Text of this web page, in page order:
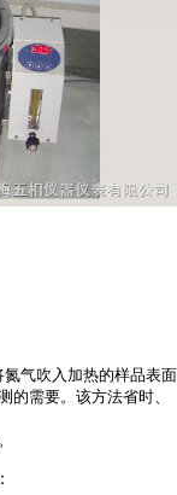
气吹入加热的样品表面
的需要。该方法省时、